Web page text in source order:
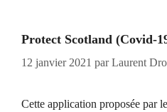
Protect Scotland (Covid-
12 janvier 2021 parLaurent
Cette application proposée par